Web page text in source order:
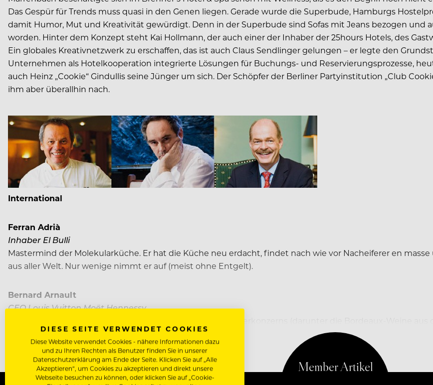
Das Gespür für Trends muss quasi in den Genen liegen. Gerade wurde die Superbude, Hamburgs
damit Humor, Mut und Kreativität gewürdigt. Denn in der Superbude sind Sofas mit Jeans bezogen und
worden. Hinter dem Konzept steht Kai Hollmann, der auch einer der Inhaber der 25hours Hotels, des
Ein globales Kreativnetzwerk zu erschaffen, das ist auch Claus Sendlinger gelungen – er legte den
Unternehmen als Hotelkooperation integrierte Lösungen für Buchungs- und Reservierungsprozesse,
auch Heinz „Cookie“ Gindullis seine Jünger um sich. Der Schöpfer der Berliner Partyinstitution „Club
ihm aber überallhin nach.
International
Ferran Adrià
Inhaber El Bulli
Mastermind der Molekularküche. Er hat die Küche neu erdacht, findet nach wie vor Nacheiferer en
aus aller Welt. Nur wenige nimmt er auf (meist ohne Entgelt).
Bernard Arnault
CEO Louis Vuitton Moët Hennessy
prestigereichen Weltmarkenimperiums…
DIESE SEITE VERWENDET COOKIES
Diese Website verwendet Cookies - nähere Informationen dazu
und zu Ihren Rechten als Benutzer finden Sie in unserer
Datenschutzerklärung am Ende der Seite. Klicken Sie auf „Alle
Akzeptieren“, um Cookies zu akzeptieren und direkt unsere
Webseite besuchen zu können, oder klicken Sie auf „Cookie-